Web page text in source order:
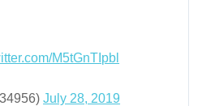
M5tGnTIpbl
July 28, 2019